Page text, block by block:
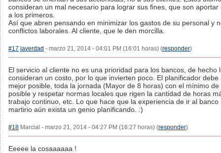
consideran un mal necesario para lograr sus fines, que son aportar
a los primeros.
Así que abren pensando en minimizar los gastos de su personal y
conflictos laborales. Al cliente, que le den morcilla.
#17 laverdad - marzo 21, 2014 - 04:01 PM (16:01 horas) (responder)
El servicio al cliente no es una prioridad para los bancos, de hecho
consideran un costo, por lo que invierten poco. El planificador debe
mejor posible, toda la jornada (Mayor de 8 horas) con el mínimo de
posible y respetar normas locales que rigen la cantidad de horas
trabajo continuo, etc. Lo que hace que la experiencia de ir al banco
martirio aún exista un genio planificando. :)
#18 Marcial - marzo 21, 2014 - 04:27 PM (16:27 horas) (responder)
Eeeee la cosaaaaaa !